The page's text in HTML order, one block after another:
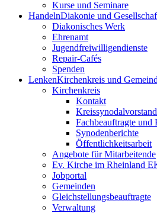
Kurse und Seminare
HandelnDiakonie und
Diakonisches Werk
Ehrenamt
Jugendfreiwilligendienste
Repair-Cafés
Spenden
LenkenKirchenkreis und
Kirchenkreis
Kontakt
Kreissynodalvorstand
Fachbeauftragte und
Synodenberichte
Öffentlichkeitsarbeit
Angebote für Mitarbeitende
Ev. Kirche im Rheinland
Jobportal
Gemeinden
Gleichstellungs­­­beauftragte
Verwaltung